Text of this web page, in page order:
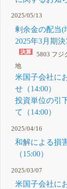
2025/05/13
剰余金の配当(
2025年3月期
5803 フジ
地
米国子会社に
せ（14:00）
投資単位の引
て（14:00）
2025/04/16
和解による損
（15:00）
2025/03/07
米国子会社に